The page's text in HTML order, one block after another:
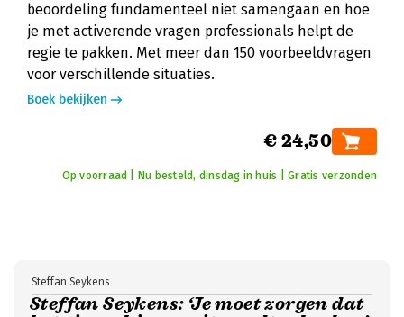
beoordeling fundamenteel niet samengaan en hoe
je met activerende vragen professionals helpt de
regie te pakken. Met meer dan 150 voorbeeldvragen
voor verschillende situaties.
Boek bekijken
€ 24,50
Op voorraad | Nu besteld, dinsdag in huis | Gratis verzonden
Steffan Seykens: ‘Je moet zorgen dat
Steffan Seykens